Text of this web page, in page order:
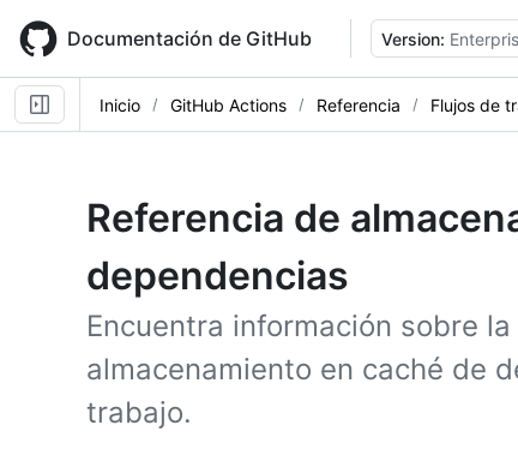
main
content
Documentación de GitHub Version:
Inicio GitHub Actions Referencia Flujos de
Referencia de
dependencias
Encuentra información sobre
almacenamiento en caché de
trabajo.